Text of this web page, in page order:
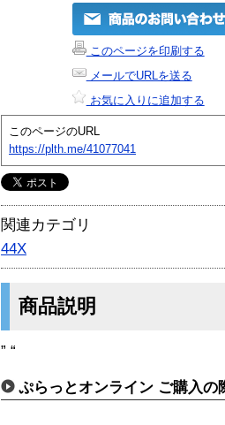
このページを印刷する
メールでURLを送る
お気に入りに追加する
このページのURL
https://plth.me/41077041
関連カテゴリ
44X
商品説明
” “
ぷらっとオンライン ご購入の